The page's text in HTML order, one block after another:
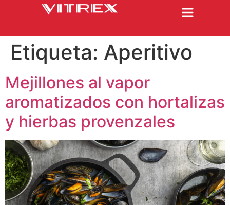
Etiqueta: Aperitivo
Mejillones al vapor
aromatizados con hortalizas
y hierbas provenzales